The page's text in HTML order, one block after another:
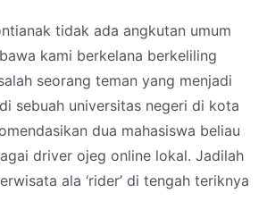
tidak ada angkutan umum
kami berkelana berkeliling
seorang teman yang menjadi
sebuah universitas negeri di kota
dua mahasiswa beliau
driver ojeg online lokal. Jadilah
ala ‘rider’ di tengah teriknya